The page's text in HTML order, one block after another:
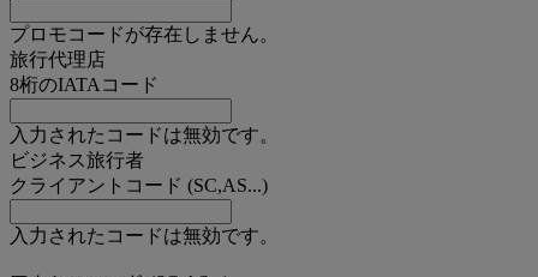
プロモコードが存在しません。
旅行代理店
8桁のIATAコード
入力されたコードは無効です。
ビジネス旅行者
クライアントコード (SC,AS...)
入力されたコードは無効です。